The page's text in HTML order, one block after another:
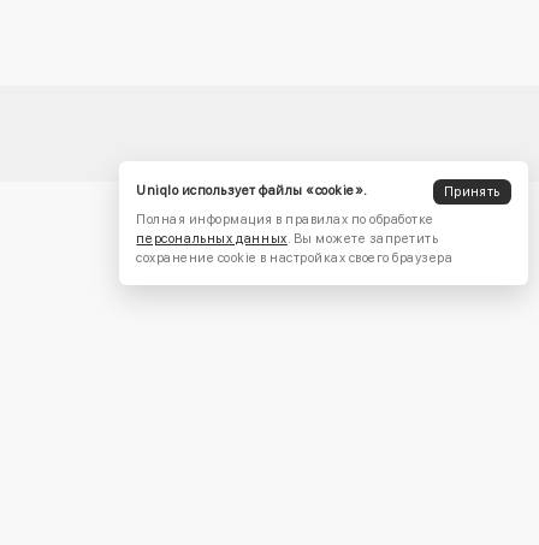
Uniqlo использует файлы «cookie».
Принять
Полная информация в правилах по обработке
персональных данных. Вы можете запретить
сохранение cookie в настройках своего браузера